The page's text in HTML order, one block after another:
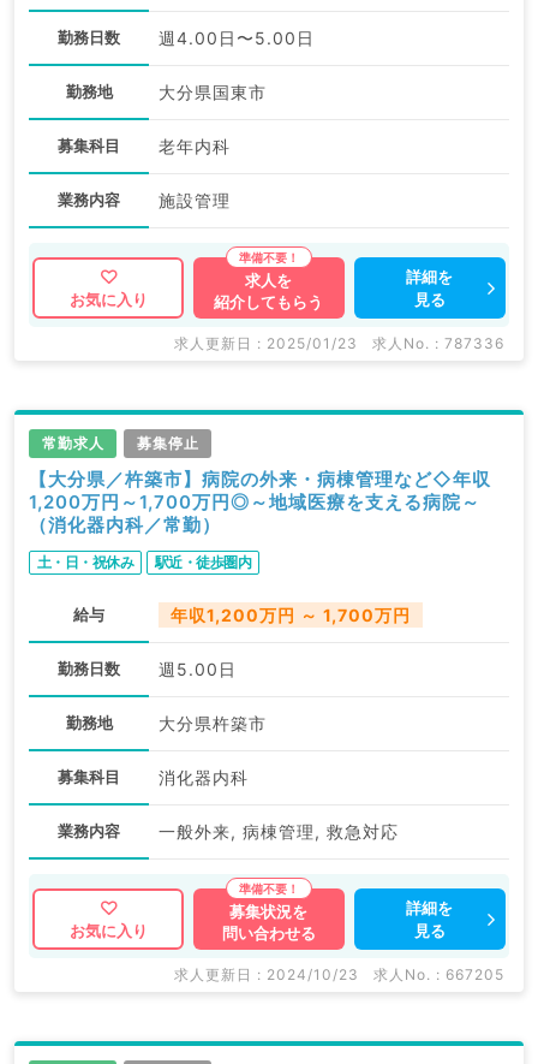
勤務日数 週4.00日〜5.00日
勤務地 大分県国東市
募集科目 老年内科
業務内容 施設管理
お気に入り
求人を
紹介してもらう
詳細を
見る
求人更新日 : 2025/01/23 求人No. : 787336
常勤求人 募集停止
【大分県／杵築市】病院の外来・病棟管理など◇年収
1,200万円～1,700万円◎～地域医療を支える病院～
（消化器内科／常勤）
土・日・祝休み 駅近・徒歩圏内
給与 年収1,200万円 ～ 1,700万円
勤務日数 週5.00日
勤務地 大分県杵築市
募集科目 消化器内科
業務内容 一般外来, 病棟管理, 救急対応
お気に入り
募集状況を
問い合わせる
詳細を
見る
求人更新日 : 2024/10/23 求人No. : 667205